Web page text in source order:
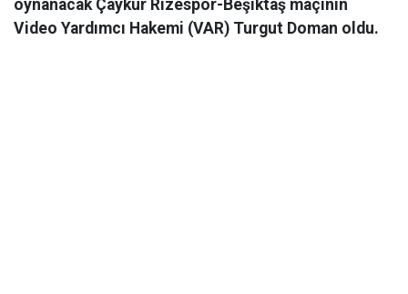
oynanacak Çaykur Rizespor-Beşiktaş maçının
Video Yardımcı Hakemi (VAR) Turgut Doman oldu.